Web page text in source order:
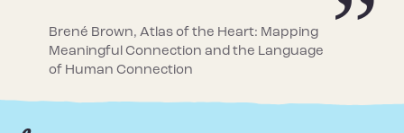
Brené Brown, Atlas of the Heart: Mapping
Meaningful Connection and the Language
of Human Connection